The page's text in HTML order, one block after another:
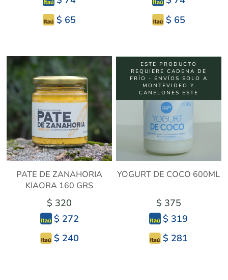
$ 65
$ 65
PATE DE ZANAHORIA
KIAORA 160 GRS
$ 320
$ 272
$ 240
ESTE PRODUCTO
REQUIERE CADENA DE
FRÍO - ENVÍOS SOLO A
MONTEVIDEO Y
CANELONES ESTE
YOGURT DE COCO 600ML
$ 375
$ 319
$ 281